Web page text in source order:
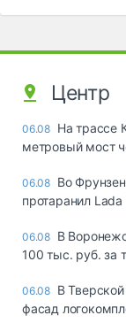
Центр
06.08 На трассе
метровый мост
06.08 Во
протаранил Lada
06.08 В
100 тыс. руб. за
06.08 В
фасад